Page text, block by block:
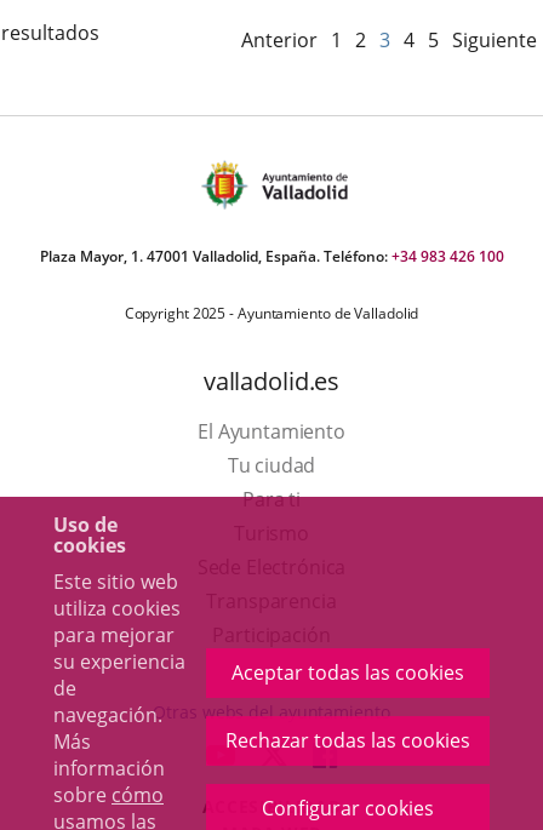
Uso de
cookies
Este sitio web
utiliza cookies
para mejorar
su experiencia
de
navegación.
Más
información
sobre cómo
usamos las
Aceptar todas las cookies
Rechazar todas las cookies
Configurar cookies
Anterior 1 2 3 4 5 Siguiente
Plaza Mayor, 1. 47001 Valladolid, España. Teléfono:+34 983 426 100
Copyright 2025 - Ayuntamiento de Valladolid
valladolid.es
El Ayuntamiento
Tu ciudad
Para ti
en
una
ventana
nueva.
aplicación
externa.
Otras webs del ayuntamiento
ENLACE
A
UNA
ENLACE
A
UNA
ENLACE
A
UNA
ACCESIBILIDAD